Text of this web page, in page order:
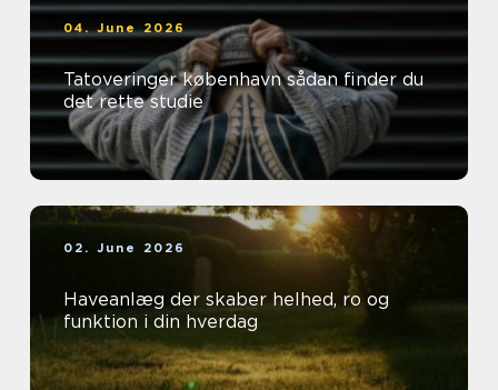
04. June 2026
Tatoveringer københavn sådan finder du
det rette studie
02. June 2026
Haveanlæg der skaber helhed, ro og
funktion i din hverdag